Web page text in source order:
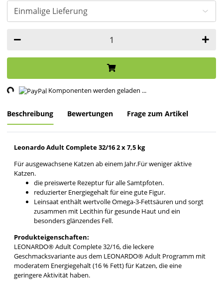
Komponenten werden geladen ...
Beschreibung Bewertungen Frage zum Artikel
Leonardo Adult Complete 32/16 2 x 7,5 kg
Für ausgewachsene Katzen ab einem Jahr.Für weniger aktive
Katzen.
die preiswerte Rezeptur für alle Samtpfoten.
reduzierter Energiegehalt für eine gute Figur.
Leinsaat enthält wertvolle Omega-3-Fettsäuren und sorgt
zusammen mit Lecithin für gesunde Haut und ein
besonders glänzendes Fell.
Produkteigenschaften:
LEONARDO® Adult Complete 32/16, die leckere
Geschmacksvariante aus dem LEONARDO® Adult Programm mit
moderatem Energiegehalt (16 % Fett) für Katzen, die eine
geringere Aktivität haben.